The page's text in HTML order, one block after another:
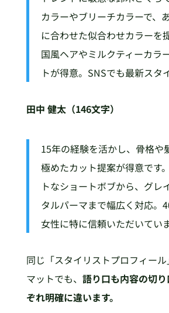
カラーやブリーチカラーで、
に合わせた似合わせカラーを
国風ヘアやミルクティーカラ
トが得意。SNSでも最新スタ
田中 健太（146文字）
15年の経験を活かし、骨格や
極めたカット提案が得意です
トなショートボブから、グレ
タルパーマまで幅広く対応。
女性に特に信頼いただいていま
同じ「スタイリストプロフィー
マットでも、 語り口も内容の切
ぞれ明確に違います。